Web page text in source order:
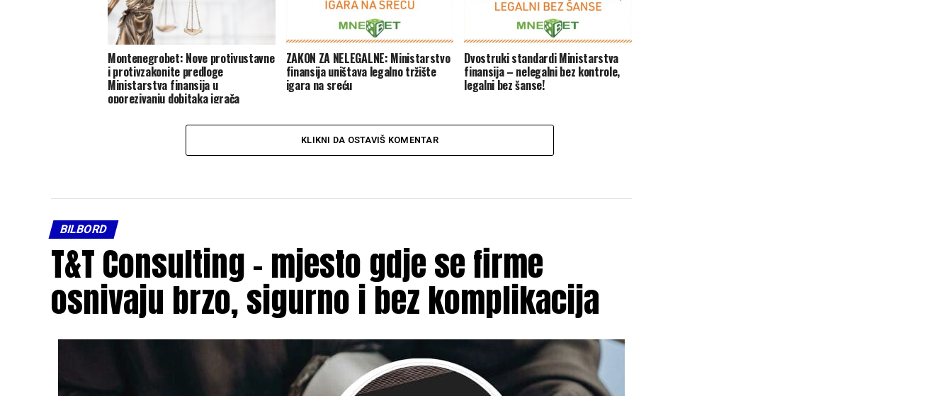
Montenegrobet: Nove protivustavne
i protivzakonite predloge
Ministarstva finansija u
oporezivanju dobitaka igrača
ZAKON ZA NELEGALNE: Ministarstvo
finansija uništava legalno tržište
igara na sreću
Dvostruki standardi Ministarstva
finansija – nelegalni bez kontrole,
legalni bez šanse!
KLIKNI DA OSTAVIŠ KOMENTAR
BILBORD
T&T Consulting – mjesto gdje se firme
osnivaju brzo, sigurno i bez komplikacija